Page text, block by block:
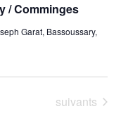
/ Comminges
Garat, Bassoussary,
Évènements
suivants